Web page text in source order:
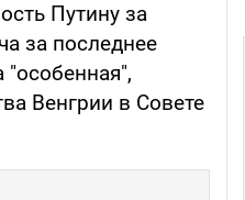
Путину за
за последнее
"особенная",
Венгрии в Совете